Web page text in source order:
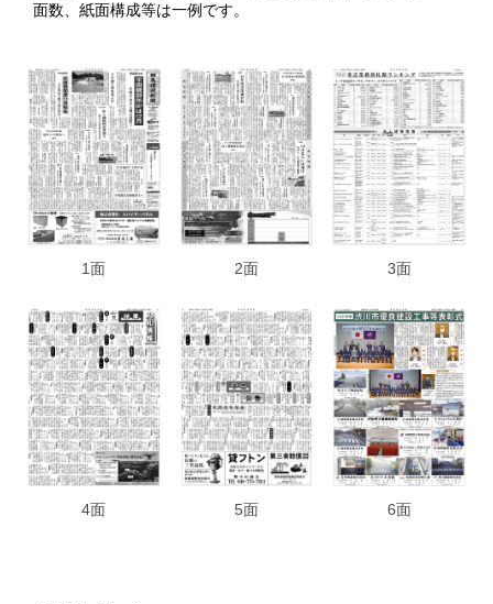
面数、紙面構成等は一例です。
1面 2面 3面
4面 5面 6面